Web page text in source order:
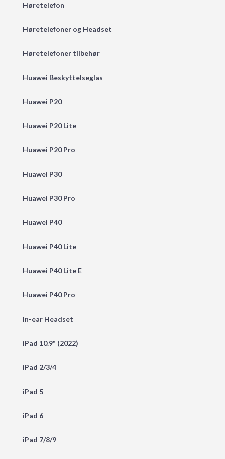
Høretelefon
Høretelefoner og Headset
Høretelefoner tilbehør
Huawei Beskyttelseglas
Huawei P20
Huawei P20 Lite
Huawei P20 Pro
Huawei P30
Huawei P30 Pro
Huawei P40
Huawei P40 Lite
Huawei P40 Lite E
Huawei P40 Pro
In-ear Headset
iPad 10.9" (2022)
iPad 2/3/4
iPad 5
iPad 6
iPad 7/8/9